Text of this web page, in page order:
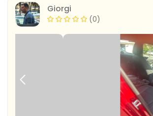
Giorgi
(0)
prev